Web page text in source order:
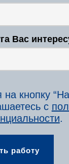
Вас
кнопку
с
.